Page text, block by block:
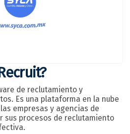
de reclutamiento y
Es una plataforma en la nube
empresas y agencias de
sus procesos de reclutamiento